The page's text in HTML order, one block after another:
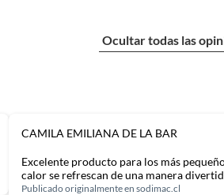
Ocultar todas las
CAMILA EMILIANA DE LA BAR
Excelente producto para los más
calor se refrescan de una manera
Publicado originalmente en sodimac.cl